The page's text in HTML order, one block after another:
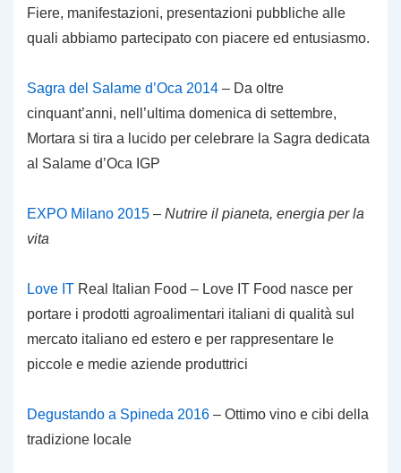
Fiere, manifestazioni, presentazioni pubbliche alle
quali abbiamo partecipato con piacere ed entusiasmo.
Sagra del Salame d’Oca 2014 – Da oltre
cinquant’anni, nell’ultima domenica di settembre,
Mortara si tira a lucido per celebrare la Sagra dedicata
al Salame d’Oca IGP
EXPO Milano 2015 – Nutrire il pianeta, energia per la
vita
Love IT Real Italian Food – Love IT Food nasce per
portare i prodotti agroalimentari italiani di qualità sul
mercato italiano ed estero e per rappresentare le
piccole e medie aziende produttrici
Degustando a Spineda 2016 – Ottimo vino e cibi della
tradizione locale